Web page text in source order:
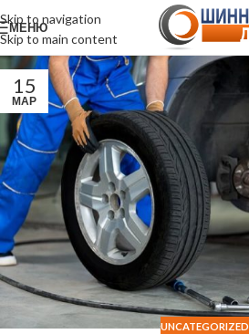
Skip to navigation
Skip to main content
МЕНЮ
15
МАР
UNCATEGORIZED